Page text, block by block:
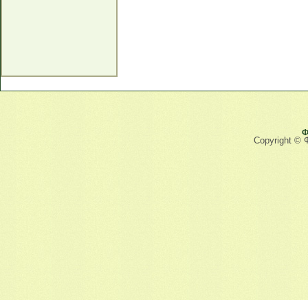
Copyright ©